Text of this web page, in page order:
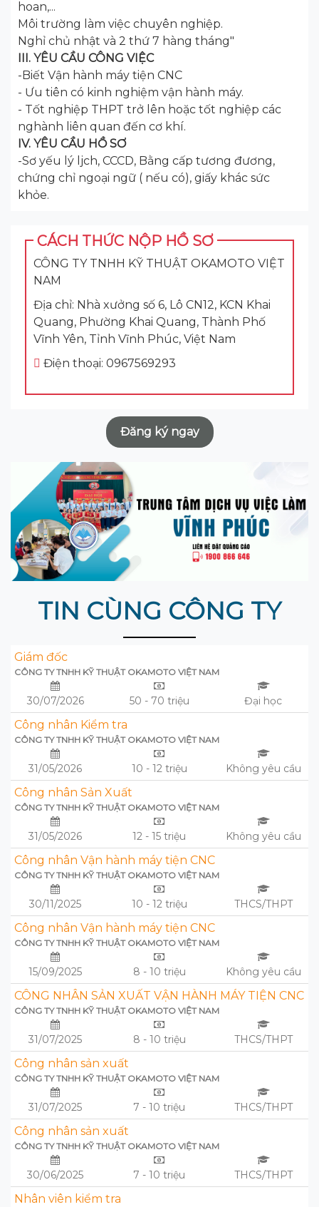
hoan,...
Môi trường làm việc chuyên nghiệp.
Nghỉ chủ nhật và 2 thứ 7 hàng tháng"
III. YÊU CẦU CÔNG VIỆC
-Biết Vận hành máy tiện CNC
- Ưu tiên có kinh nghiệm vận hành máy.
- Tốt nghiệp THPT trở lên hoặc tốt nghiệp các
nghành liên quan đến cơ khí.
IV. YÊU CẦU HỒ SƠ
-Sơ yếu lý ljch, CCCD, Bằng cấp tương đương,
chứng chỉ ngoại ngữ ( nếu có), giấy khác sức
khỏe.
CÁCH THỨC NỘP HỒ SƠ
CÔNG TY TNHH KỸ THUẬT OKAMOTO VIỆT
NAM
Địa chỉ: Nhà xưởng số 6, Lô CN12, KCN Khai
Quang, Phường Khai Quang, Thành Phố
Vĩnh Yên, Tỉnh Vĩnh Phúc, Việt Nam
Điện thoại: 0967569293
Đăng ký ngay
TIN CÙNG CÔNG TY
Giám đốc
CÔNG TY TNHH KỸ THUẬT OKAMOTO VIỆT NAM
30/07/2026 50 - 70 triệu Đại học
Công nhân Kiểm tra
CÔNG TY TNHH KỸ THUẬT OKAMOTO VIỆT NAM
31/05/2026 10 - 12 triệu Không yêu cầu
Công nhân Sản Xuất
CÔNG TY TNHH KỸ THUẬT OKAMOTO VIỆT NAM
31/05/2026 12 - 15 triệu Không yêu cầu
Công nhân Vận hành máy tiện CNC
CÔNG TY TNHH KỸ THUẬT OKAMOTO VIỆT NAM
30/11/2025 10 - 12 triệu THCS/THPT
Công nhân Vận hành máy tiện CNC
CÔNG TY TNHH KỸ THUẬT OKAMOTO VIỆT NAM
15/09/2025 8 - 10 triệu Không yêu cầu
CÔNG NHÂN SẢN XUẤT VẬN HÀNH MÁY TIỆN CNC
CÔNG TY TNHH KỸ THUẬT OKAMOTO VIỆT NAM
31/07/2025 8 - 10 triệu THCS/THPT
Công nhân sản xuất
CÔNG TY TNHH KỸ THUẬT OKAMOTO VIỆT NAM
31/07/2025 7 - 10 triệu THCS/THPT
Công nhân sản xuất
CÔNG TY TNHH KỸ THUẬT OKAMOTO VIỆT NAM
30/06/2025 7 - 10 triệu THCS/THPT
Nhân viên kiểm tra